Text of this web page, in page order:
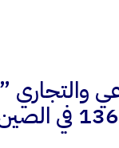
والتجاري ”